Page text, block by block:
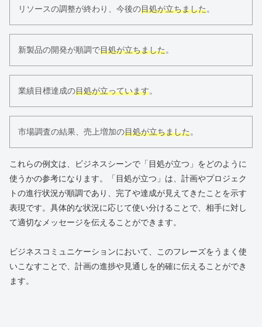
リソースの調整が終わり、今後の目処が立ちました。
新製品の開発が順調で目処が立ちました。
業績目標達成の目処が立っています。
市場調査の結果、売上増加の目処が立ちました。
これらの例文は、ビジネスシーンで「目処が立つ」をどのように
使うかの参考になります。「目処が立つ」は、計画やプロジェク
トの進行状況が順調であり、完了や達成が見えてきたことを示す
表現です。具体的な状況に応じて使い分けることで、相手に対し
て適切なメッセージを伝えることができます。
ビジネスコミュニケーションにおいて、このフレーズをうまく使
いこなすことで、計画の進捗や見通しを的確に伝えることができ
ます。